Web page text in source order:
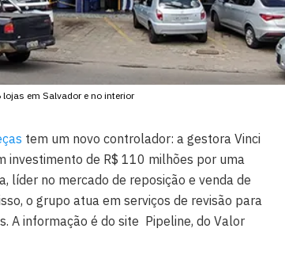
em Salvador e no interior
tem um novo controlador: a gestora Vinci
investimento de R$ 110 milhões por uma
líder no mercado de reposição e venda de
o grupo atua em serviços de revisão para
A informação é do site Pipeline, do Valor